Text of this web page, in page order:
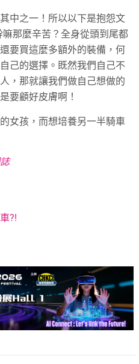
中之一！所以以下是抱怨文
那麼辛苦？全身從頭到尾都
要買這麼多額外的裝備，何
己的選擇。既然我們自己不
，那就讓我們做自己想做的
要顧好皮膚啊！
女孩，而想培養另一半騎車
?!